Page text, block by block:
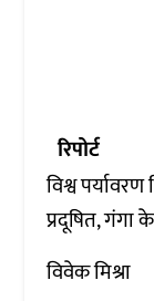
रिपोर्ट
विश्व
प्रदूषित, गंगा
विवेक मिश्रा